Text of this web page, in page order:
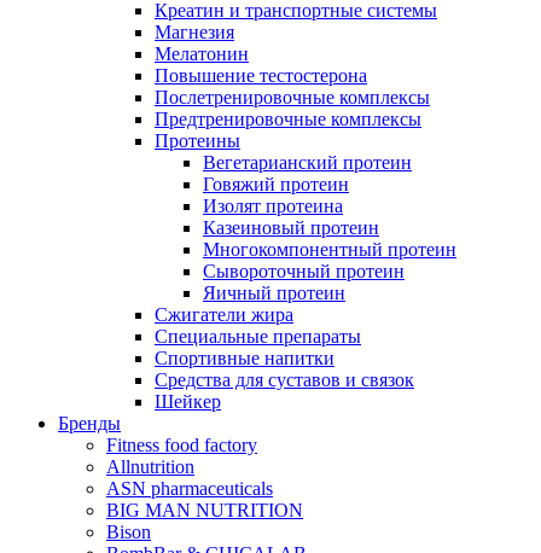
Креатин и транспортные системы
Магнезия
Мелатонин
Повышение тестостерона
Послетренировочные комплексы
Предтренировочные комплексы
Протеины
Вегетарианский протеин
Говяжий протеин
Изолят протеина
Казеиновый протеин
Многокомпонентный протеин
Сывороточный протеин
Яичный протеин
Сжигатели жира
Специальные препараты
Спортивные напитки
Средства для суставов и связок
Шейкер
Бренды
Fitness food factory
Allnutrition
ASN pharmaceuticals
BIG MAN NUTRITION
Bison